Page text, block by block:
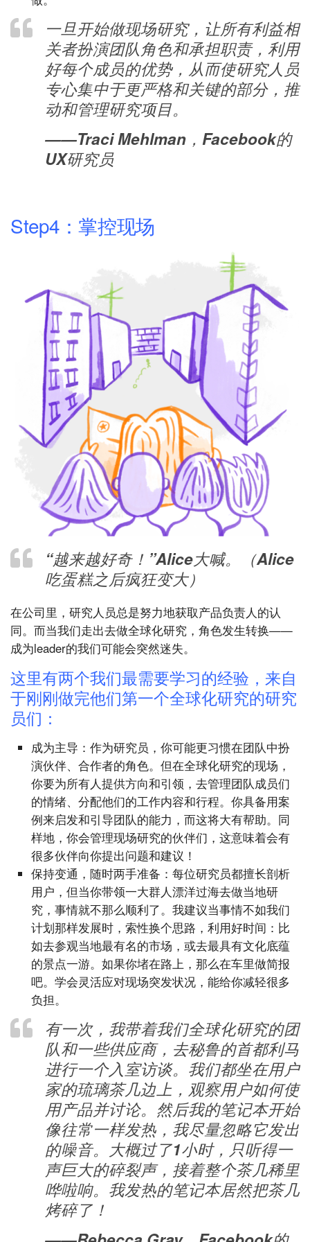
一旦开始做现场研究，让所有利益相
关者扮演团队角色和承担职责，利用
好每个成员的优势，从而使研究人员
专心集中于更严格和关键的部分，推
动和管理研究项目。
——Traci Mehlman，Facebook的
UX研究员
Step4：掌控现场
“越来越好奇！”Alice大喊。（Alice
吃蛋糕之后疯狂变大）
在公司里，研究人员总是努力地获取产品负责人的认
同。而当我们走出去做全球化研究，角色发生转换——
成为leader的我们可能会突然迷失。
这里有两个我们最需要学习的经验，来自
于刚刚做完他们第一个全球化研究的研究
员们：
成为主导：作为研究员，你可能更习惯在团队中扮
演伙伴、合作者的角色。但在全球化研究的现场，
你要为所有人提供方向和引领，去管理团队成员们
的情绪、分配他们的工作内容和行程。你具备用案
例来启发和引导团队的能力，而这将大有帮助。同
样地，你会管理现场研究的伙伴们，这意味着会有
很多伙伴向你提出问题和建议！
保持变通，随时两手准备：每位研究员都擅长剖析
用户，但当你带领一大群人漂洋过海去做当地研
究，事情就不那么顺利了。我建议当事情不如我们
计划那样发展时，索性换个思路，利用好时间：比
如去参观当地最有名的市场，或去最具有文化底蕴
的景点一游。如果你堵在路上，那么在车里做简报
吧。学会灵活应对现场突发状况，能给你减轻很多
负担。
有一次，我带着我们全球化研究的团
队和一些供应商，去秘鲁的首都利马
进行一个入室访谈。我们都坐在用户
家的琉璃茶几边上，观察用户如何使
用产品并讨论。然后我的笔记本开始
像往常一样发热，我尽量忽略它发出
的噪音。大概过了1小时，只听得一
声巨大的碎裂声，接着整个茶几稀里
哗啦响。我发热的笔记本居然把茶几
烤碎了！